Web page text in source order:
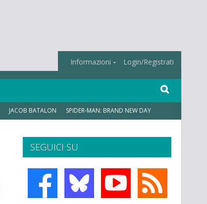
Informazioni Login/Registrati
JACOB BATALON SPIDER-MAN: BRAND NEW DAY
SEGUICI SU